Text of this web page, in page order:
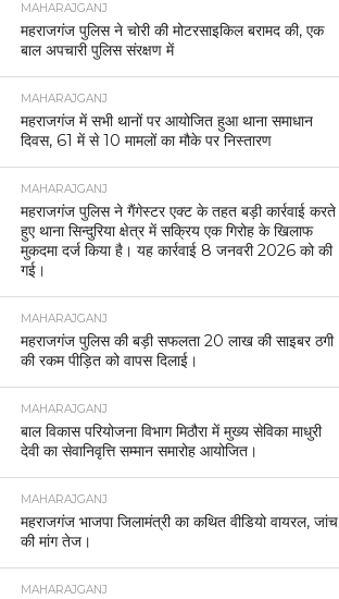
MAHARAJGANJ
महराजगंज पुलिस ने चोरी की मोटरसाइकिल बरामद की, एक
बाल अपचारी पुलिस संरक्षण में
MAHARAJGANJ
महराजगंज में सभी थानों पर आयोजित हुआ थाना समाधान
दिवस, 61 में से 10 मामलों का मौके पर निस्तारण
MAHARAJGANJ
महराजगंज पुलिस ने गैंगेस्टर एक्ट के तहत बड़ी कार्रवाई करते
हुए थाना सिन्दुरिया क्षेत्र में सक्रिय एक गिरोह के खिलाफ
मुकदमा दर्ज किया है। यह कार्रवाई 8 जनवरी 2026 को की
गई।
MAHARAJGANJ
महराजगंज पुलिस की बड़ी सफलता 20 लाख की साइबर ठगी
की रकम पीड़ित को वापस दिलाई।
MAHARAJGANJ
बाल विकास परियोजना विभाग मिठौरा में मुख्य सेविका माधुरी
देवी का सेवानिवृत्ति सम्मान समारोह आयोजित।
MAHARAJGANJ
महराजगंज भाजपा जिलामंत्री का कथित वीडियो वायरल, जांच
की मांग तेज।
MAHARAJGANJ